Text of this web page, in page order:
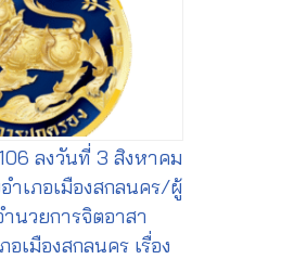
ลงวันที่ 3 สิงหาคม
ำเภอเมืองสกลนคร/ผู้
นวยการจิตอาสา
เมืองสกลนคร เรื่อง